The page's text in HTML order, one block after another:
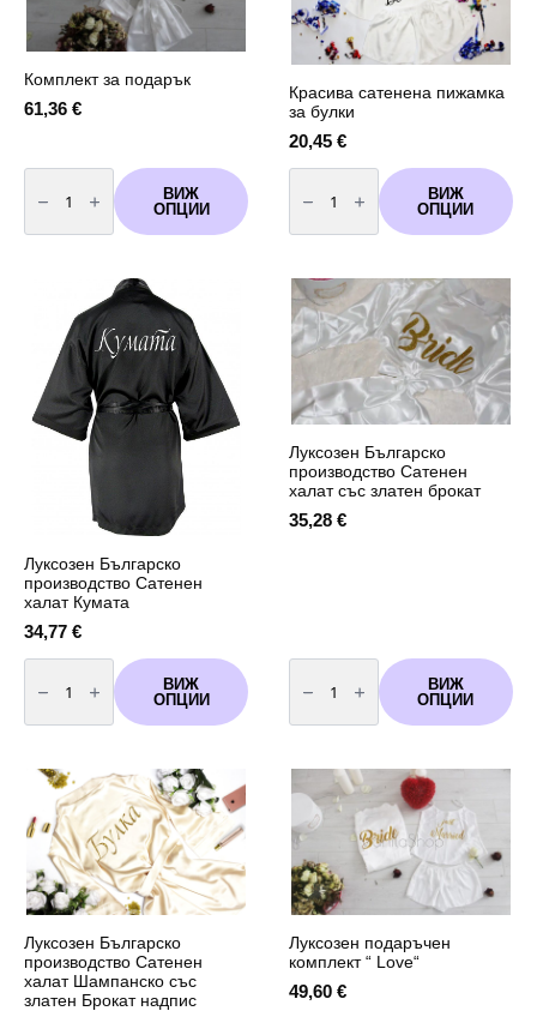
Комплект за подарък
61,36 €
количество
Комплект
подарък
ВИЖ
ОПЦИИ
Красива сатенена пижамка
за булки
20,45 €
количество
Красива
пижамка
ВИЖ
ОПЦИИ
Луксозен Българско
производство Сатенен
халат Кумата
34,77 €
количество
Луксозен
производство
Кумата
ВИЖ
ОПЦИИ
Луксозен Българско
производство Сатенен
халат със златен брокат
35,28 €
количество
Луксозен
производство
със
златен
брокат
ВИЖ
ОПЦИИ
Луксозен Българско
производство Сатенен
халат Шампанско със
златен Брокат надпис
Луксозен подаръчен
комплект “ Love“
49,60 €